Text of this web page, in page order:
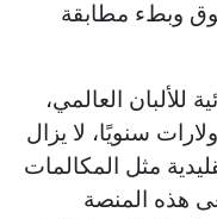
وبطء مطابقة
للألبان العالمي،
سنويًا، لا يزال
مثل المكالمات
هذه المنصة